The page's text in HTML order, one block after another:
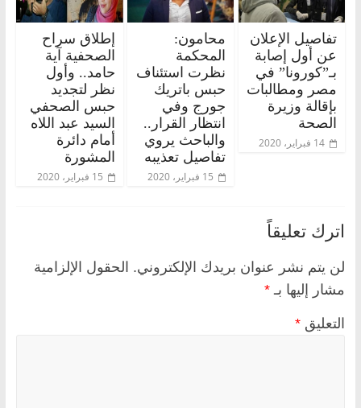
تفاصيل الإعلان
عن أول إصابة
بـ”كورونا” في
مصر ومطالبات
بإقالة وزيرة
الصحة
14 فبراير، 2020
محامون:
المحكمة
نظرت استئناف
حبس باتريك
جورج وفي
انتظار القرار..
والباحث يروي
تفاصيل تعذيبه
15 فبراير، 2020
إطلاق سراح
الصحفية آية
حامد.. وأول
نظر لتجديد
حبس الصحفي
السيد عبد اللاه
أمام دائرة
المشورة
15 فبراير، 2020
اترك تعليقاً
لن يتم نشر عنوان بريدك الإلكتروني. الحقول الإلزامية
مشار إليها بـ *
التعليق *